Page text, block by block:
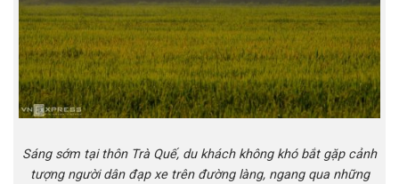
Sáng sớm tại thôn Trà Quế, du khách không khó bắt gặp cảnh
tượng người dân đạp xe trên đường làng, ngang qua những